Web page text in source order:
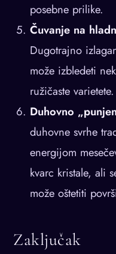
posebne prilike.
Čuvanje na
Dugotrajno
može izbledeti
ružičaste varietete.
Duhovno
duhovne svrhe
energijom
kvarc kristale, ali
može oštetiti
Zaključak